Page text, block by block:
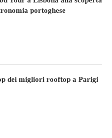
portoghese
dei migliori rooftop a Parigi